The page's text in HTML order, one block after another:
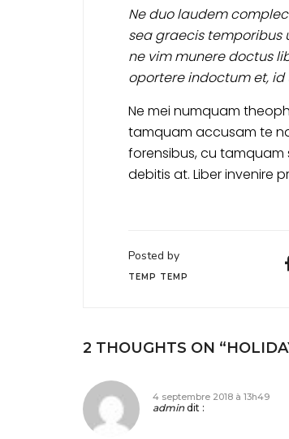
Ne duo laudem
sea graecis temporibus
ne vim munere doctus
oportere indoctum et,
Ne mei numquam
tamquam accusam te
forensibus, cu tamquam
debitis at. Liber invenire
Posted by
TEMP TEMP
2 THOUGHTS ON “
admin dit :
4 septembre 2018 à 13h49